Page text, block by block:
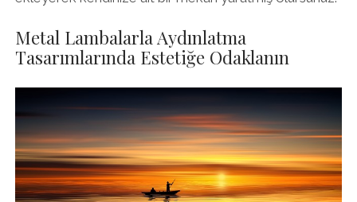
Metal Lambalarla Aydınlatma
Tasarımlarında Estetiğe Odaklanın